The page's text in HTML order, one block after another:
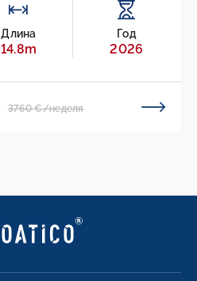
Длина
14.8m
Год
2026
3760 €/неделя